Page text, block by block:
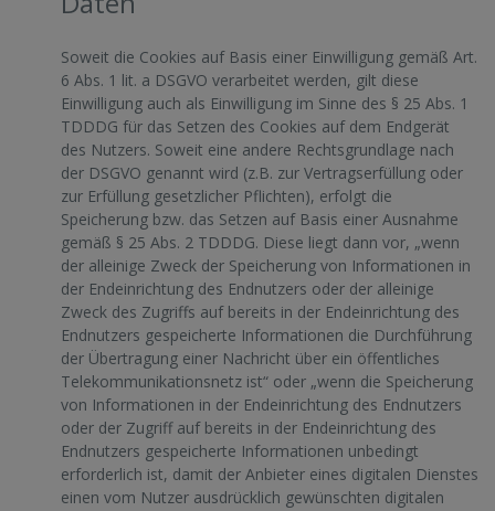
Soweit die Cookies auf Basis einer Einwilligung gemäß Art.
6 Abs. 1 lit. a DSGVO verarbeitet werden, gilt diese
Einwilligung auch als Einwilligung im Sinne des § 25 Abs. 1
TDDDG für das Setzen des Cookies auf dem Endgerät
des Nutzers. Soweit eine andere Rechtsgrundlage nach
der DSGVO genannt wird (z.B. zur Vertragserfüllung oder
zur Erfüllung gesetzlicher Pflichten), erfolgt die
Speicherung bzw. das Setzen auf Basis einer Ausnahme
gemäß § 25 Abs. 2 TDDDG. Diese liegt dann vor, „wenn
der alleinige Zweck der Speicherung von Informationen in
der Endeinrichtung des Endnutzers oder der alleinige
Zweck des Zugriffs auf bereits in der Endeinrichtung des
Endnutzers gespeicherte Informationen die Durchführung
der Übertragung einer Nachricht über ein öffentliches
Telekommunikationsnetz ist“ oder „wenn die Speicherung
von Informationen in der Endeinrichtung des Endnutzers
oder der Zugriff auf bereits in der Endeinrichtung des
Endnutzers gespeicherte Informationen unbedingt
erforderlich ist, damit der Anbieter eines digitalen Dienstes
einen vom Nutzer ausdrücklich gewünschten digitalen